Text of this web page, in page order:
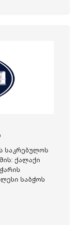
საკრებულოს
ქალაქი
საბჭოს